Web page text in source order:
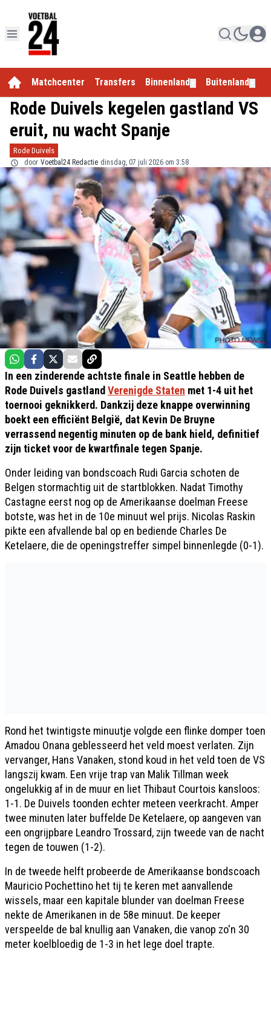
Matchcenter Transfers Binnenland Buitenland
Rode Duivels kegelen gastland VS
eruit, nu wacht Spanje
Rode Duivels
door Voetbal24 Redactie dinsdag, 07 juli 2026 om 3:58
In een zinderende achtste finale in Seattle hebben de
Rode Duivels gastlandVerenigde Staten met 1-4 uit het
toernooi geknikkerd. Dankzij deze knappe overwinning
boekt een efficiënt België, dat Kevin De Bruyne
verrassend negentig minuten op de bank hield, definitief
zijn ticket voor de kwartfinale tegen Spanje.
Onder leiding van bondscoach Rudi Garcia schoten de
Belgen stormachtig uit de startblokken. Nadat Timothy
Castagne eerst nog op de Amerikaanse doelman Freese
botste, was het in de 10e minuut wel prijs. Nicolas Raskin
pikte een afvallende bal op en bediende Charles De
Ketelaere, die de openingstreffer simpel binnenlegde (0-1).
Rond het twintigste minuutje volgde een flinke domper toen
Amadou Onana geblesseerd het veld moest verlaten. Zijn
vervanger, Hans Vanaken, stond koud in het veld toen de VS
langszij kwam. Een vrije trap van Malik Tillman week
ongelukkig af in de muur en liet Thibaut Courtois kansloos:
1-1. De Duivels toonden echter meteen veerkracht. Amper
twee minuten later buffelde De Ketelaere, op aangeven van
een ongrijpbare Leandro Trossard, zijn tweede van de nacht
tegen de touwen (1-2).
In de tweede helft probeerde de Amerikaanse bondscoach
Mauricio Pochettino het tij te keren met aanvallende
wissels, maar een kapitale blunder van doelman Freese
nekte de Amerikanen in de 58e minuut. De keeper
verspeelde de bal knullig aan Vanaken, die vanop zo'n 30
meter koelbloedig de 1-3 in het lege doel trapte.